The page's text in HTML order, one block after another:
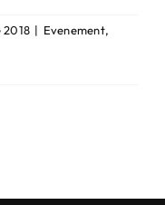
2018 | Evenement,